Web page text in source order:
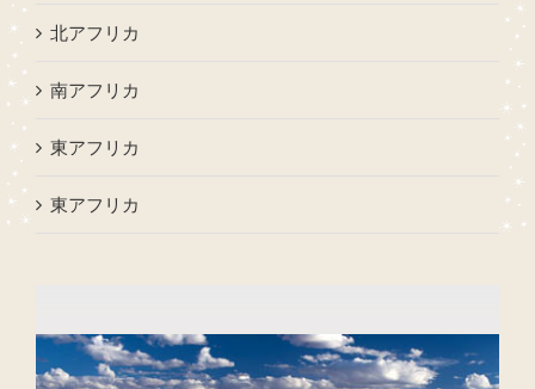
北アフリカ
南アフリカ
東アフリカ
東アフリカ